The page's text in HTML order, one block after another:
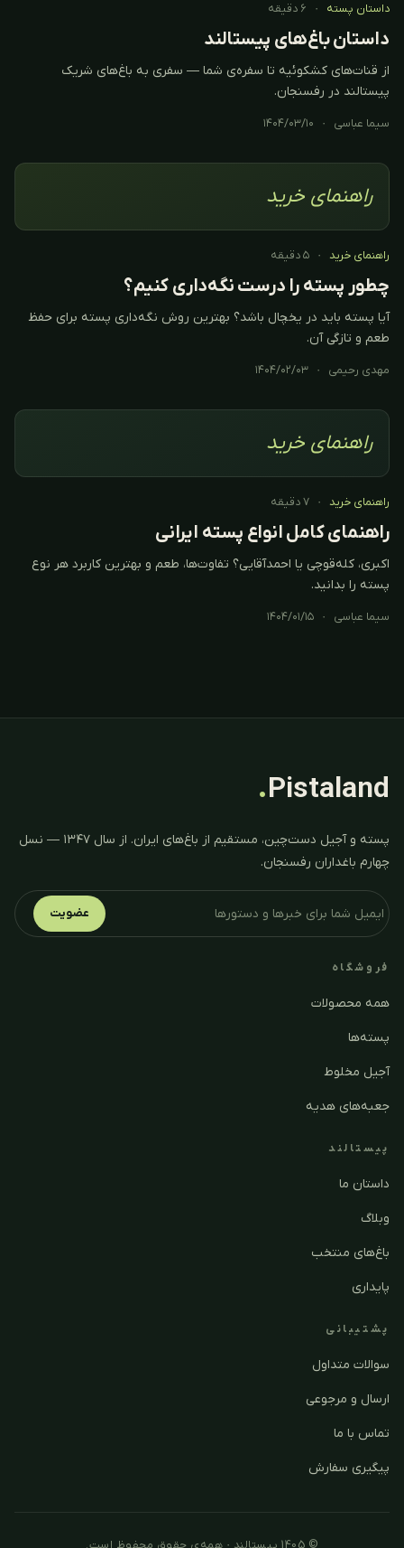
داستان پسته · ۶ دقیقه
داستان باغ‌های پیستالند
از قنات‌های کشکوئیه تا سفره‌ی شما — سفری به باغ‌های شریک
پیستالند در رفسنجان.
سیما عباسی · ۱۴۰۴/۰۳/۱۰
راهنمای خرید
راهنمای خرید · ۵ دقیقه
چطور پسته را درست نگه‌داری کنیم؟
آیا پسته باید در یخچال باشد؟ بهترین روش نگه‌داری پسته برای حفظ
طعم و تازگی آن.
مهدی رحیمی · ۱۴۰۴/۰۲/۰۳
راهنمای خرید
راهنمای خرید · ۷ دقیقه
راهنمای کامل انواع پسته ایرانی
اکبری، کله‌قوچی یا احمدآقایی؟ تفاوت‌ها، طعم و بهترین کاربرد هر نوع
پسته را بدانید.
سیما عباسی · ۱۴۰۴/۰۱/۱۵
Pistaland
.
پسته و آجیل دست‌چین، مستقیم از باغ‌های ایران. از سال ۱۳۴۷ — نسل
چهارم باغداران رفسنجان.
عضویت
فروشگاه
همه محصولات
پسته‌ها
آجیل مخلوط
جعبه‌های هدیه
پیستالند
داستان ما
وبلاگ
باغ‌های منتخب
پایداری
پشتیبانی
سوالات متداول
ارسال و مرجوعی
تماس با ما
پیگیری سفارش